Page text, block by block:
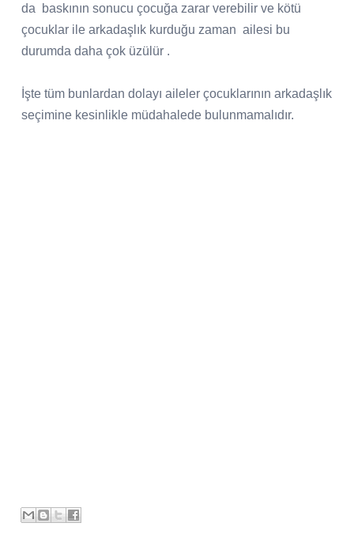
da
baskının sonucu çocuğa zarar verebilir ve kötü
çocuklar ile arkadaşlık kurduğu zaman ailesi bu
durumda daha çok üzülür .
İşte tüm bunlardan dolayı aileler çocuklarının arkadaşlık
seçimine kesinlikle müdahalede bulunmamalıdır.